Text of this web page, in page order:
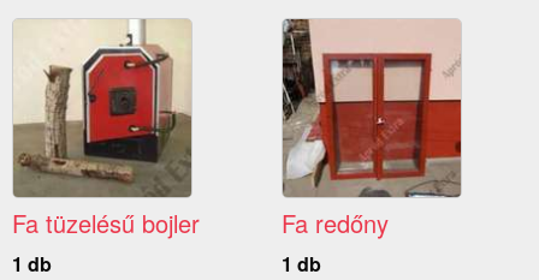
Fa tüzelésű bojler
1 db
Fa redőny
1 db